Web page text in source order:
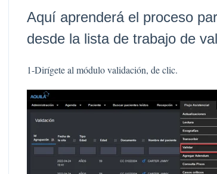
Aquí aprenderá el proceso
desde la lista de trabajo de
1-Dirígete al módulo validación, de clic.